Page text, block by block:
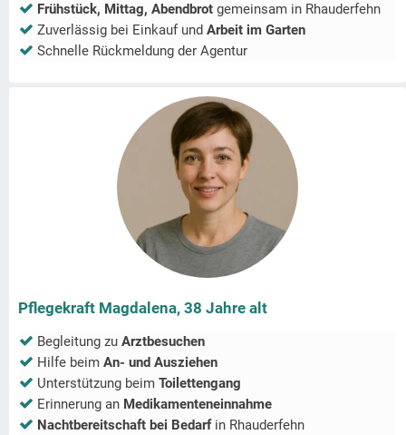
Frühstück, Mittag, Abendbrot gemeinsam in Rhauderfehn
Zuverlässig bei Einkauf und Arbeit im Garten
Schnelle Rückmeldung der Agentur
Pflegekraft Magdalena, 38 Jahre alt
Begleitung zu Arztbesuchen
Hilfe beim An- und Ausziehen
Unterstützung beim Toilettengang
Erinnerung an Medikamenteneinnahme
Nachtbereitschaft bei Bedarfin Rhauderfehn